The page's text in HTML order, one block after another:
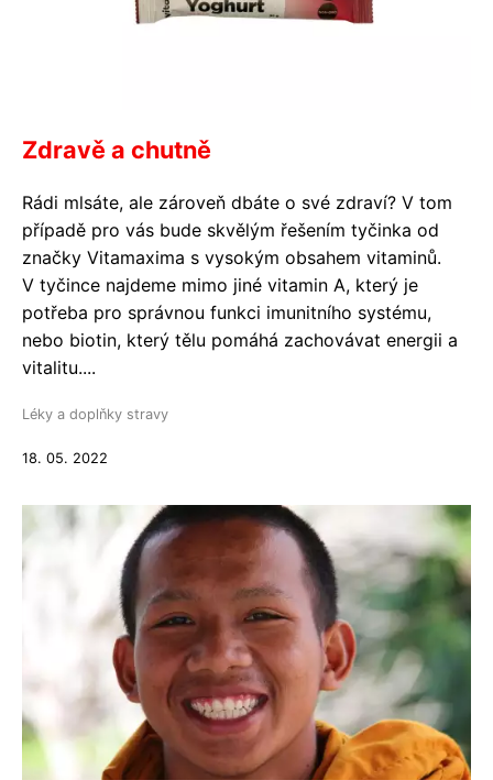
Zdravě a chutně
Rádi mlsáte, ale zároveň dbáte o své zdraví? V tom
případě pro vás bude skvělým řešením tyčinka od
značky Vitamaxima s vysokým obsahem vitaminů.
V tyčince najdeme mimo jiné vitamin A, který je
potřeba pro správnou funkci imunitního systému,
nebo biotin, který tělu pomáhá zachovávat energii a
vitalitu....
Léky a doplňky stravy
18. 05. 2022